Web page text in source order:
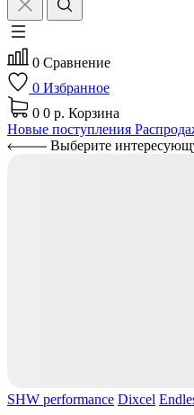
0 Сравнение
0 Избранное
0 0 р. Корзина
Новые поступления
Выберите
SHW performance Dixcel